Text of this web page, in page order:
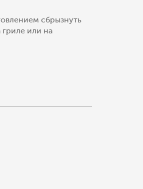
сбрызнуть
гриле или на